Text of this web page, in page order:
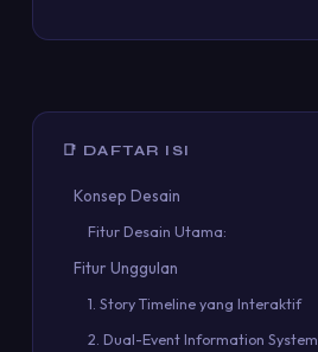
📑 DAFTAR ISI
Konsep Desain
Fitur Desain Utama:
Fitur Unggulan
1. Story Timeline yang Interaktif
2. Dual-Event Information System